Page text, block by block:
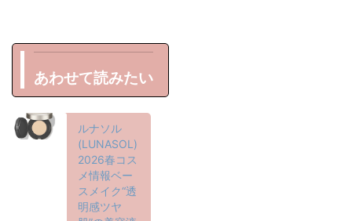
あわせて読みたい
ルナソル
(LUNASOL)
2026春コス
メ情報ベー
スメイク“透
明感ツヤ